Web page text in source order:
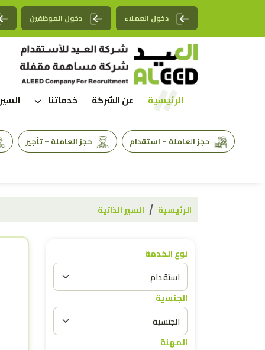
دخول العملاء دخول الموظفين
الرئيسية عن الشركة خدماتنا
حجز العاملة - استقدام حجز العاملة - تأجير
الرئيسية السير الذاتية
نوع الخدمة
الجنسية
المهنة